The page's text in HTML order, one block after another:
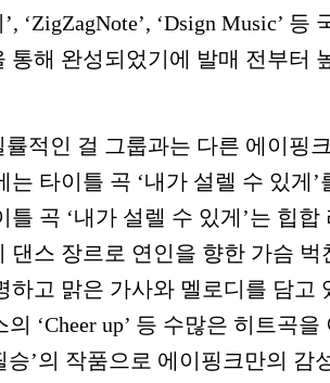
‘ZigZagNote’, ‘Dsign Music’
통해 완성되었기에 발매 전부터
률적인 걸 그룹과는 다른 에이핑
는 타이틀 곡 ‘내가 설렐 수 있게
틀 곡 ‘내가 설렐 수 있게’는 힙
댄스 장르로 연인을 향한 가슴
하고 맑은 가사와 멜로디를 담고
의 ‘Cheer up’ 등 수많은 히트곡
승’의 작품으로 에이핑크만의 감